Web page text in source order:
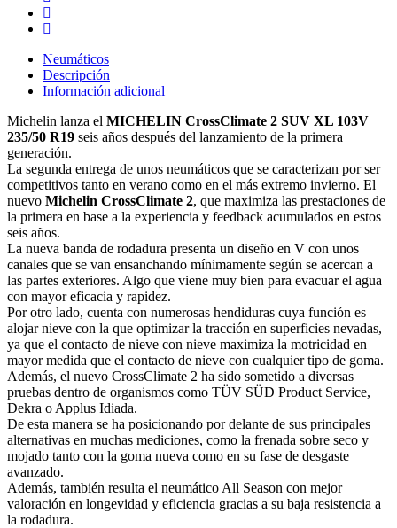
Neumáticos
Descripción
Información adicional
Michelin lanza el MICHELIN CrossClimate 2 SUV XL 103V
235/50 R19 seis años después del lanzamiento de la primera
generación.
La segunda entrega de unos neumáticos que se caracterizan por ser
competitivos tanto en verano como en el más extremo invierno. El
nuevo Michelin CrossClimate 2, que maximiza las prestaciones de
la primera en base a la experiencia y feedback acumulados en estos
seis años.
La nueva banda de rodadura presenta un diseño en V con unos
canales que se van ensanchando mínimamente según se acercan a
las partes exteriores. Algo que viene muy bien para evacuar el agua
con mayor eficacia y rapidez.
Por otro lado, cuenta con numerosas hendiduras cuya función es
alojar nieve con la que optimizar la tracción en superficies nevadas,
ya que el contacto de nieve con nieve maximiza la motricidad en
mayor medida que el contacto de nieve con cualquier tipo de goma.
Además, el nuevo CrossClimate 2 ha sido sometido a diversas
pruebas dentro de organismos como TÜV SÜD Product Service,
Dekra o Applus Idiada.
De esta manera se ha posicionando por delante de sus principales
alternativas en muchas mediciones, como la frenada sobre seco y
mojado tanto con la goma nueva como en su fase de desgaste
avanzado.
Además, también resulta el neumático All Season con mejor
valoración en longevidad y eficiencia gracias a su baja resistencia a
la rodadura.